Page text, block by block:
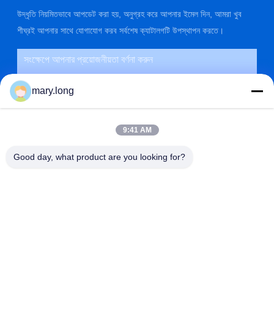
উদ্ধৃতি নিয়মিতভাবে আপডেট করা হয়, অনুগ্রহ করে আপনার ইমেল দিন, আমরা খুব
শীঘ্রই আপনার সাথে যোগাযোগ করব সর্বশেষ ক্যাটালগটি উপস্থাপন করতে।
mary.long
9:41 AM
Good day, what product are you looking for?